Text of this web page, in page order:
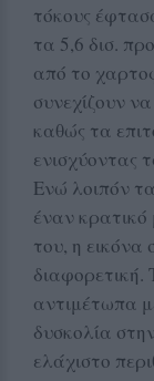
τόκους
τα 5,6 δισ.
από το
συνεχίζουν
καθώς τα
ενισχύοντας
Ενώ λοιπόν
έναν κρατικό
του, η εικόνα
διαφορετική.
αντιμέτωπα
δυσκολία
ελάχιστο